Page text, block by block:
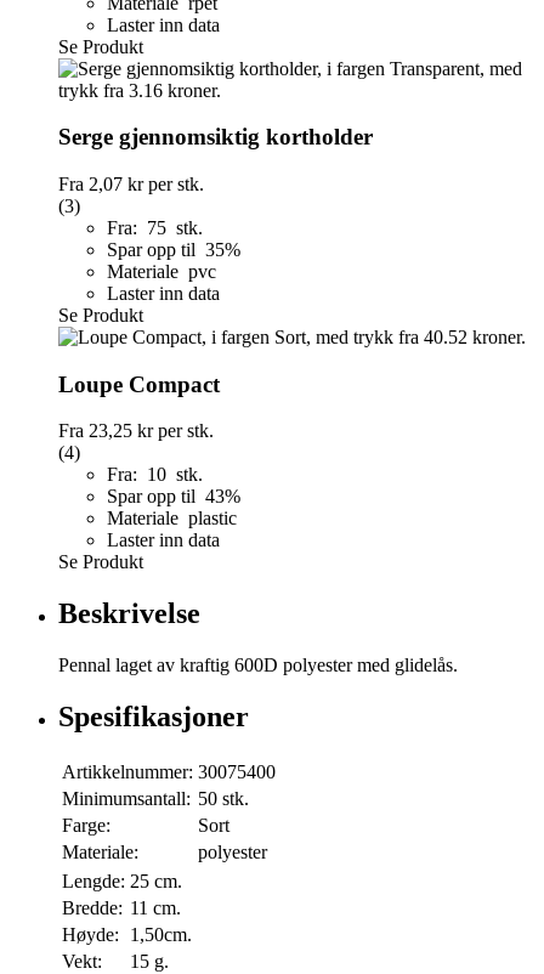
Laster inn data
Se Produkt
Serge gjennomsiktig kortholder
Fra 2,07 krper stk.
(3)
Fra: 75 stk.
Spar opp til 35%
Materiale pvc
Laster inn data
Se Produkt
Loupe Compact
Fra 23,25 krper stk.
(4)
Fra: 10 stk.
Spar opp til 43%
Materiale plastic
Laster inn data
Se Produkt
Beskrivelse
Pennal laget av kraftig 600D polyester med glidelås.
Spesifikasjoner
Artikkelnummer: 30075400
Minimumsantall: 50 stk.
Farge:
Sort
Materiale:
polyester
Lengde: 25 cm.
Bredde: 11 cm.
Høyde:
1,50cm.
Vekt:
15 g.